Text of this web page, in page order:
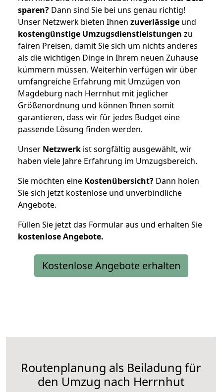
sparen? Dann sind Sie bei uns genau richtig!
Unser Netzwerk bieten Ihnen zuverlässige und
kostengünstige Umzugsdienstleistungen zu
fairen Preisen, damit Sie sich um nichts anderes
als die wichtigen Dinge in Ihrem neuen Zuhause
kümmern müssen. Weiterhin verfügen wir über
umfangreiche Erfahrung mit Umzügen von
Magdeburg nach Herrnhut mit jeglicher
Größenordnung und können Ihnen somit
garantieren, dass wir für jedes Budget eine
passende Lösung finden werden.
Unser Netzwerk ist sorgfältig ausgewählt, wir
haben viele Jahre Erfahrung im Umzugsbereich.
Sie möchten eine Kostenübersicht? Dann holen
Sie sich jetzt kostenlose und unverbindliche
Angebote.
Füllen Sie jetzt das Formular aus und erhalten Sie
kostenloseAngebote.
Kostenlose Angebote erhalten
Routenplanung als Beiladung für
den Umzug nach Herrnhut